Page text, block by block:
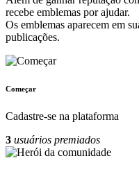
recebe emblemas por ajudar.
Os emblemas aparecem em
publicações.
Começar
Cadastre-se na plataforma
3 usuários premiados